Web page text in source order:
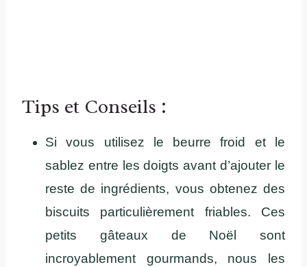
Tips et Conseils :
Si vous utilisez le beurre froid et le
sablez entre les doigts avant d’ajouter le
reste de ingrédients, vous obtenez des
biscuits particulièrement friables. Ces
petits gâteaux de Noël sont
incroyablement gourmands, nous les